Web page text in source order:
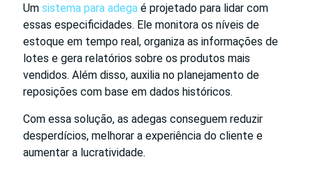
Um sistema para adega é projetado para lidar com
essas especificidades. Ele monitora os níveis de
estoque em tempo real, organiza as informações de
lotes e gera relatórios sobre os produtos mais
vendidos. Além disso, auxilia no planejamento de
reposições com base em dados históricos.
Com essa solução, as adegas conseguem reduzir
desperdícios, melhorar a experiência do cliente e
aumentar a lucratividade.